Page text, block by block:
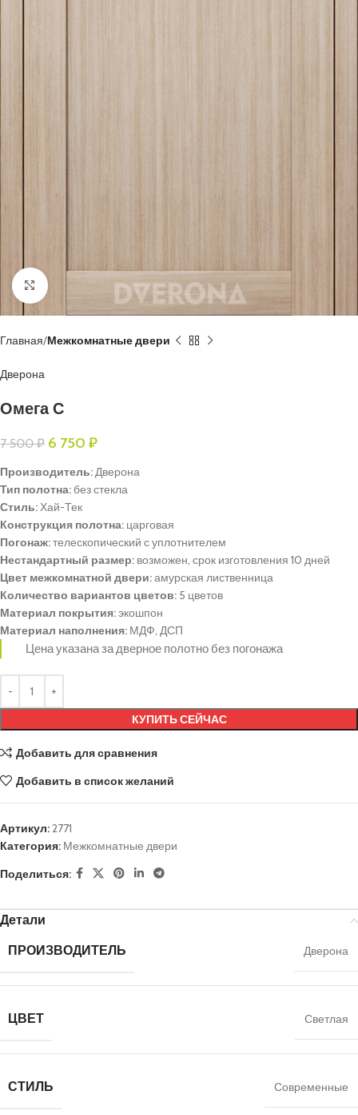
Нажмите, чтобы увеличить
Главная Межкомнатные двери
Дверона
Омега С
7 500₽ 6 750 ₽
Производитель:Дверона
Тип полотна: без стекла
Стиль:Хай-Тек
Конструкция полотна: царговая
Погонаж:телескопический с уплотнителем
Нестандартный размер: возможен, срок изготовления 10 дней
Цвет межкомнатной двери:амурская лиственница
Количество вариантов цветов: 5 цветов
Материал покрытия:экошпон
Материал наполнения: МДФ, ДСП
Цена указана за дверное полотно без погонажа
КУПИТЬ СЕЙЧАС
Добавить для сравнения
Добавить в список желаний
Артикул:2771
Категория: Межкомнатные двери
Поделиться:
Детали
ПРОИЗВОДИТЕЛЬ
Дверона
ЦВЕТ Светлая
СТИЛЬ Современные